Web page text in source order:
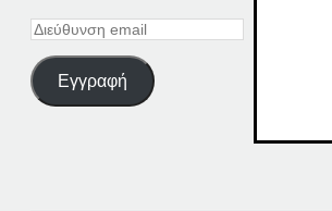
Διεύθυνση
Εγγραφή